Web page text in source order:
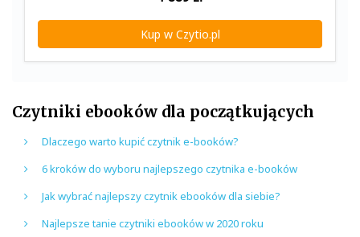
Kup w Czytio.pl
Czytniki ebooków dla początkujących
Dlaczego warto kupić czytnik e-booków?
6 kroków do wyboru najlepszego czytnika e-booków
Jak wybrać najlepszy czytnik ebooków dla siebie?
Najlepsze tanie czytniki ebooków w 2020 roku